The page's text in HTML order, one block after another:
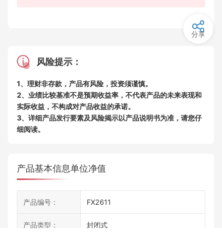
分享
风险提示：
1、理财非存款，产品有风险，投资须谨慎。
2、业绩比较基准不是预期收益率，不代表产品的未来表现和
实际收益，不构成对产品收益的承诺。
3、详细产品发行要素及风险揭示以产品说明书为准，请您仔
细阅读。
产品基本信息单位净值
产品编号： FX2611
产品类型： 封闭式